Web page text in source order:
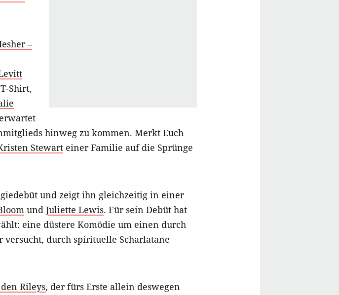
–
Shirt,
hinweg zu kommen. Merkt Euch
Stewart einer Familie auf die Sprünge
und zeigt ihn gleichzeitig in einer
und Juliette Lewis. Für sein Debüt hat
eine düstere Komödie um einen durch
durch spirituelle Scharlatane
Rileys, der fürs Erste allein deswegen